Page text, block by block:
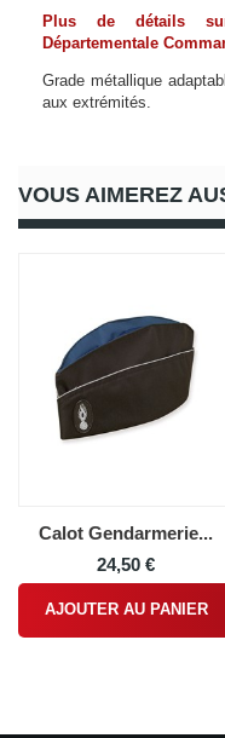
Plus de détails
Départementale
Grade métallique
aux extrémités.
VOUS AIMEREZ
Calot Gendarmerie...
24,50 €
AJOUTER AU PANIER